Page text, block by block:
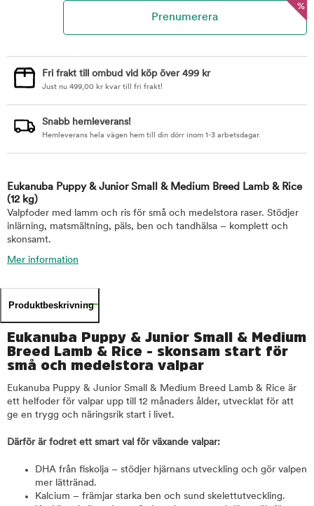
%
Fri frakt till ombud vid köp över 499 kr
Just nu 499,00 kr kvar till fri frakt!
Snabb hemleverans!
Hemleverans hela vägen hem till din dörr inom 1-3 arbetsdagar.
Eukanuba Puppy & Junior Small & Medium Breed Lamb & Rice
(12 kg)
Valpfoder med lamm och ris för små och medelstora raser. Stödjer
inlärning, matsmältning, päls, ben och tandhälsa – komplett och
skonsamt.
Mer information
Produktbeskrivning
Eukanuba Puppy & Junior Small & Medium
Breed Lamb & Rice - skonsam start för
små och medelstora valpar
Eukanuba Puppy & Junior Small & Medium Breed Lamb & Rice är
ett helfoder för valpar upp till 12 månaders ålder, utvecklat för att
ge en trygg och näringsrik start i livet.
Därför är fodret ett smart val för växande valpar:
DHA från fiskolja – stödjer hjärnans utveckling och gör valpen
mer lättränad.
Kalcium – främjar starka ben och sund skelettutveckling.